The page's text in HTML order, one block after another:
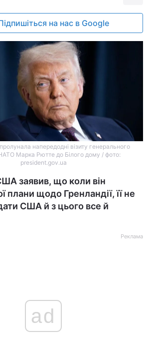
на нас в Google
напередодні візиту генерального
Марка Рютте до Білого дому / фото:
president.gov.ua
заявив, що коли він
плани щодо Гренландії, її не
США й з цього все й
Реклама
ad